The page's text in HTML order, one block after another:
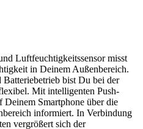
Luftfeuchtigkeitssensor misst
in Deinem Außenbereich.
bist Du bei der
Mit intelligenten Push-
Smartphone über die
informiert. In Verbindung
vergrößert sich der